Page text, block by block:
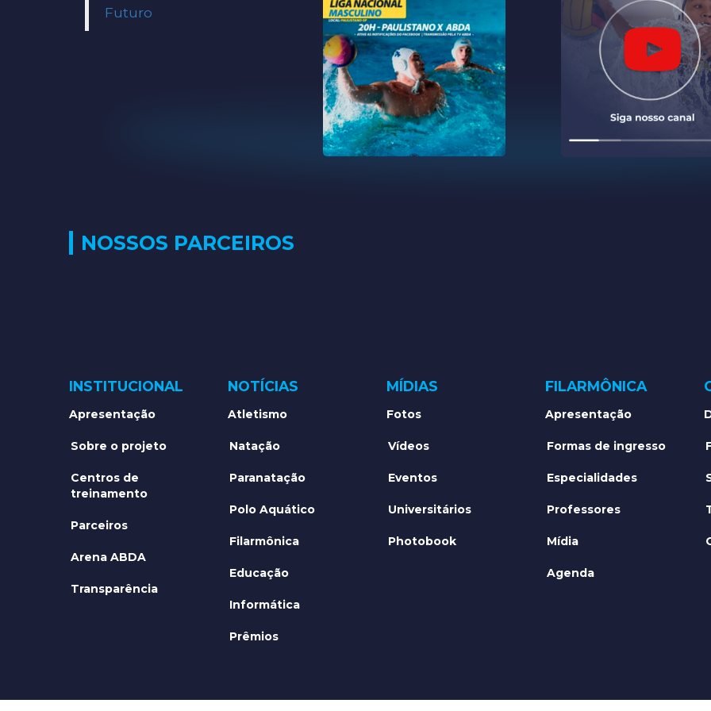
Futuro
NOSSOS PARCEIROS
INSTITUCIONAL
Apresentação
Sobre o projeto
Centros de
treinamento
Parceiros
Arena ABDA
Transparência
NOTÍCIAS
Atletismo
Natação
Paranatação
Polo Aquático
Filarmônica
Educação
Informática
Prêmios
MÍDIAS
Fotos
Vídeos
Eventos
Universitários
Photobook
FILARMÔNICA
Apresentação
Formas de ingresso
Especialidades
Professores
Mídia
Agenda